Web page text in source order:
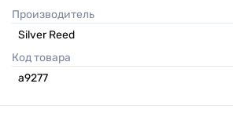
Производитель
Silver Reed
Код товара
а9277